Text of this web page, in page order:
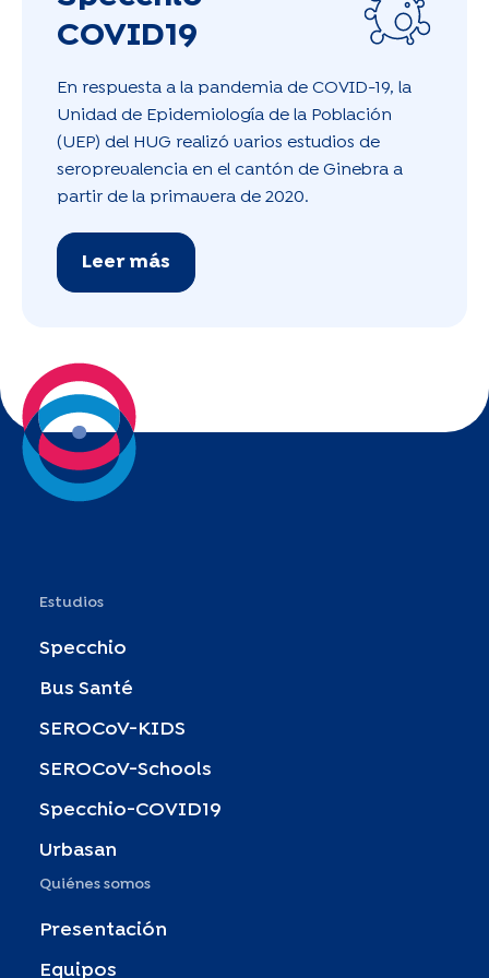
COVID19
En respuesta a la pandemia de COVID-19, la
Unidad de Epidemiología de la Población
(UEP) del HUG realizó varios estudios de
seroprevalencia en el cantón de Ginebra a
partir de la primavera de 2020.
Leer más
Estudios
Specchio
Bus Santé
SEROCoV-KIDS
SEROCoV-Schools
Specchio-COVID19
Urbasan
Quiénes somos
Presentación
Equipos